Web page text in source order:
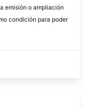
emisión o ampliación
condición para poder